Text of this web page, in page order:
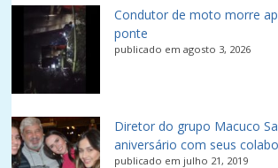
Condutor de moto morre
ponte
publicado em agosto 3, 2026
Diretor do grupo Macuco
aniversário com seus
publicado em julho 21, 2019